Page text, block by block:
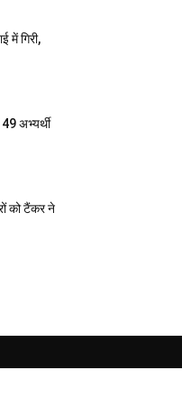
में गिरी,
अभ्यर्थी
को टैंकर ने